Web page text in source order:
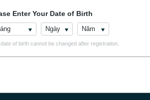
Enter Your Date of Birth
Ngày Năm
of birth cannot be changed after registration.